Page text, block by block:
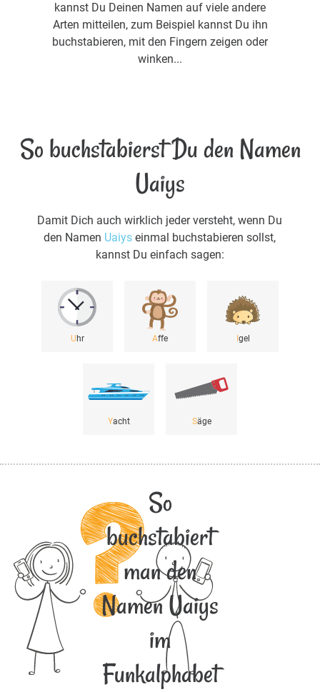
kannst Du Deinen Namen auf viele andere
Arten mitteilen, zum Beispiel kannst Du ihn
buchstabieren, mit den Fingern zeigen oder
winken...
So buchstabierst Du den Namen
Uaiys
Damit Dich auch wirklich jeder versteht, wenn Du
den Namen Uaiys einmal buchstabieren sollst,
kannst Du einfach sagen:
Uhr Affe Igel
Yacht Säge
So
buchstabiert
man den
Namen Uaiys
im
Funkalphabet